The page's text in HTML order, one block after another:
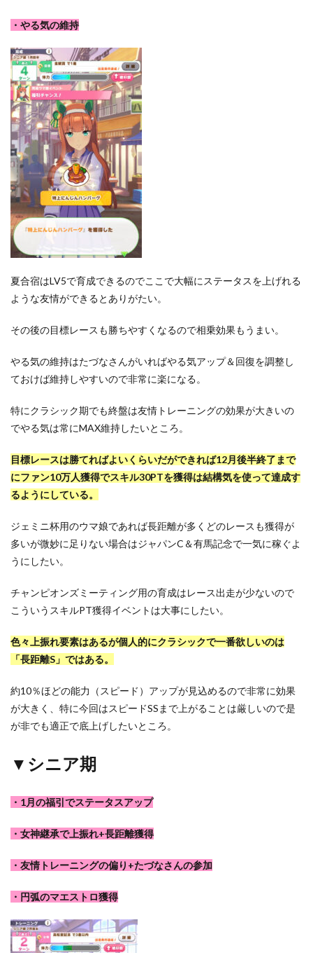
・やる気の維持
夏合宿はLV5で育成できるのでここで大幅にステータスを上げれる
ような友情ができるとありがたい。
その後の目標レースも勝ちやすくなるので相乗効果もうまい。
やる気の維持はたづなさんがいればやる気アップ＆回復を調整し
ておけば維持しやすいので非常に楽になる。
特にクラシック期でも終盤は友情トレーニングの効果が大きいの
でやる気は常にMAX維持したいところ。
目標レースは勝てればよいくらいだができれば12月後半終了まで
にファン10万人獲得でスキル30PTを獲得は結構気を使って達成す
るようにしている。
ジェミニ杯用のウマ娘であれば長距離が多くどのレースも獲得が
多いが微妙に足りない場合はジャパンC＆有馬記念で一気に稼ぐよ
うにしたい。
チャンピオンズミーティング用の育成はレース出走が少ないので
こういうスキルPT獲得イベントは大事にしたい。
色々上振れ要素はあるが個人的にクラシックで一番欲しいのは
「長距離S」ではある。
約10％ほどの能力（スピード）アップが見込めるので非常に効果
が大きく、特に今回はスピードSSまで上がることは厳しいので是
が非でも適正で底上げしたいところ。
▼シニア期
・1月の福引でステータスアップ
・女神継承で上振れ+長距離獲得
・友情トレーニングの偏り+たづなさんの参加
・円弧のマエストロ獲得